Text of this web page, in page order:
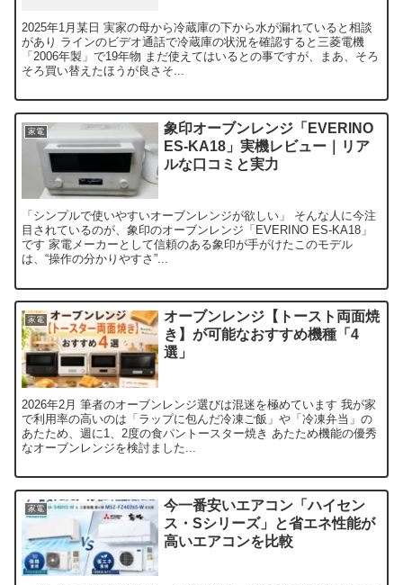
2025年1月某日 実家の母から冷蔵庫の下から水が漏れていると相談
があり ラインのビデオ通話で冷蔵庫の状況を確認すると三菱電機
「2006年製」で19年物 まだ使えてはいるとの事ですが、まあ、そろ
そろ買い替えたほうが良さそ...
家電
象印オーブンレンジ「EVERINO
ES-KA18」実機レビュー｜リア
ルな口コミと実力
「シンプルで使いやすいオーブンレンジが欲しい」 そんな人に今注
目されているのが、象印のオーブンレンジ「EVERINO ES-KA18」
です 家電メーカーとして信頼のある象印が手がけたこのモデル
は、“操作の分かりやすさ”...
家電
オーブンレンジ【トースト両面焼
き】が可能なおすすめ機種「4
選」
2026年2月 筆者のオーブンレンジ選びは混迷を極めています 我が家
で利用率の高いのは「ラップに包んだ冷凍ご飯」や「冷凍弁当」の
あたため、週に1、2度の食パントースター焼き あたため機能の優秀
なオーブンレンジを検討ました...
家電
今一番安いエアコン「ハイセン
ス・Sシリーズ」と省エネ性能が
高いエアコンを比較